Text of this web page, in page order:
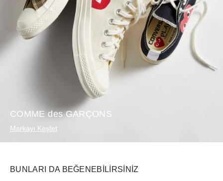
COMME des GARÇONS
Markayı Keşfet
BUNLARI DA BEĞENEBILIRSINIZ